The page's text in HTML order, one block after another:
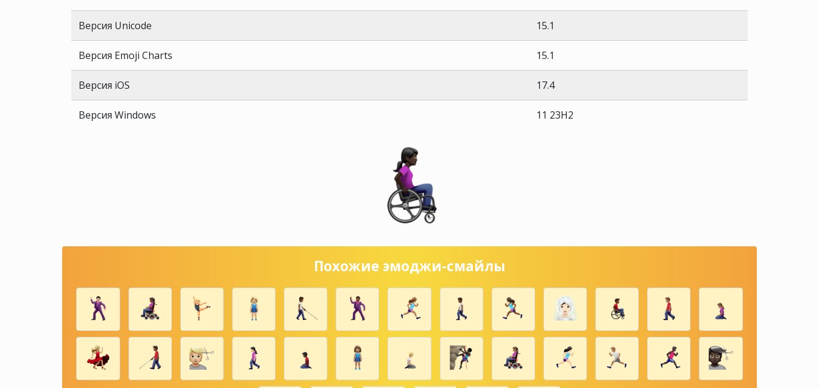
Версия Unicode 15.1
Версия Emoji Charts 15.1
Версия iOS 17.4
Версия Windows 11 23H2
Похожие эмоджи-смайлы